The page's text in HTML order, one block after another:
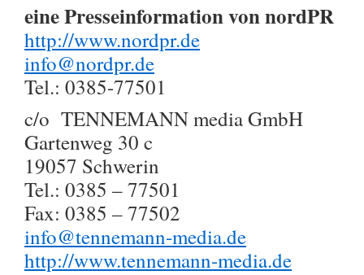
eine Presseinformation von nordPR
http://www.nordpr.de
info@nordpr.de
Tel.: 0385-77501
c/o TENNEMANN media GmbH
Gartenweg 30 c
19057 Schwerin
Tel.: 0385 – 77501
Fax: 0385 – 77502
info@tennemann-media.de
http://www.tennemann-media.de